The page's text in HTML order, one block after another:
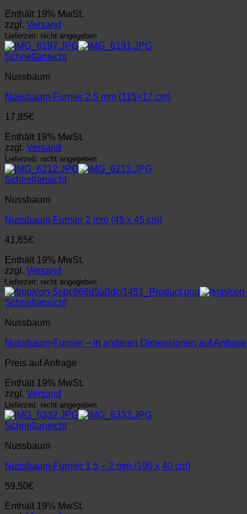
Enthält 19% MwSt.
zzgl. Versand
Lieferzeit: nicht angegeben
Schnellansicht
Nussbaum
Nussbaum-Furnier 2,5 mm (115×17 cm)
17,85€
Enthält 19% MwSt.
zzgl. Versand
Lieferzeit: nicht angegeben
Schnellansicht
Nussbaum
Nussbaum-Furnier 2 mm (45 x 45 cm)
41,65€
Enthält 19% MwSt.
zzgl. Versand
Lieferzeit: nicht angegeben
Schnellansicht
Nussbaum
Nussbaum-Furnier – in anderen Dimensionen auf Anfrage
Preis auf Anfrage
Enthält 19% MwSt.
zzgl. Versand
Lieferzeit: nicht angegeben
Schnellansicht
Nussbaum
Nussbaum-Furnier 1,5 – 2 mm (100 x 40 cm)
59,50€
Enthält 19% MwSt.